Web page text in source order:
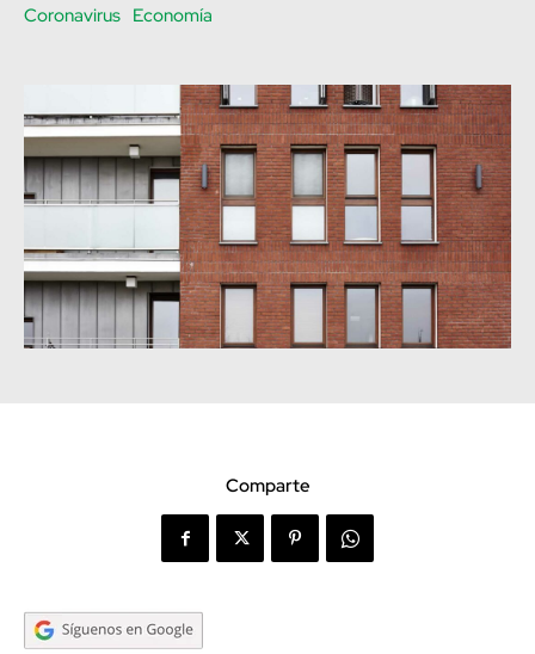
Coronavirus Economía
Comparte